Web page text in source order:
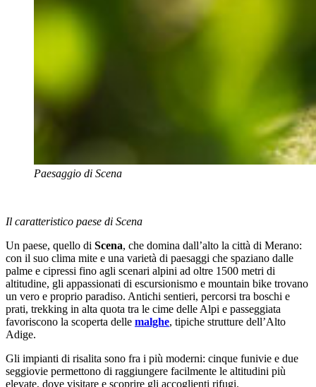
Paesaggio di Scena
Il caratteristico paese di Scena
Un paese, quello di Scena, che domina dall’alto la città di Merano:
con il suo clima mite e una varietà di paesaggi che spaziano dalle
palme e cipressi fino agli scenari alpini ad oltre 1500 metri di
altitudine, gli appassionati di escursionismo e mountain bike trovano
un vero e proprio paradiso. Antichi sentieri, percorsi tra boschi e
prati, trekking in alta quota tra le cime delle Alpi e passeggiata
favoriscono la scoperta delle malghe, tipiche strutture dell’Alto
Adige.
Gli impianti di risalita sono fra i più moderni: cinque funivie e due
seggiovie permettono di raggiungere facilmente le altitudini più
elevate, dove visitare e scoprire gli accoglienti rifugi.